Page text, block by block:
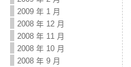
2009 年 1 月
2008 年 12 月
2008 年 11 月
2008 年 10 月
2008 年 9 月